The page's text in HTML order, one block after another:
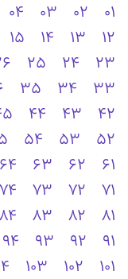
01
02
03
04
12
13
14
15
23
24
25
33
34
35
42
43
44
52
53
54
61
62
63
64
71
72
73
74
81
82
83
84
91
92
93
94
101
102
103